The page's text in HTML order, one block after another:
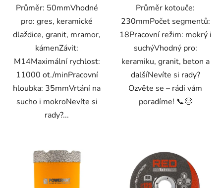
Průměr: 50mmVhodné
pro: gres, keramické
dlaždice, granit, mramor,
kámenZávit:
M14Maximální rychlost:
11000 ot./minPracovní
hloubka: 35mmVrtání na
sucho i mokroNevíte si
rady?...
Průměr kotouče:
230mmPočet segmentů:
18Pracovní režim: mokrý i
suchýVhodný pro:
keramiku, granit, beton a
dalšíNevíte si rady?
Ozvěte se – rádi vám
poradíme! 📞😊